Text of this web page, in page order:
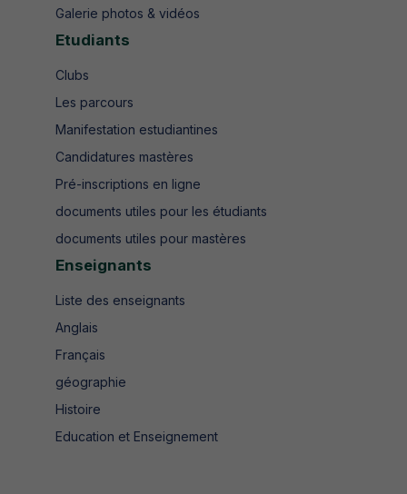
Galerie photos & vidéos
Etudiants
Clubs
Les parcours
Manifestation estudiantines
Candidatures mastères
Pré-inscriptions en ligne
documents utiles pour les étudiants
documents utiles pour mastères
Enseignants
Liste des enseignants
Anglais
Français
géographie
Histoire
Education et Enseignement